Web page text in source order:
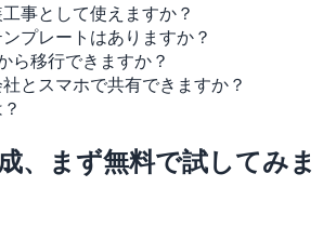
事として使えますか？
プレートはありますか？
ら移行できますか？
とスマホで共有できますか？
、まず無料で試してみま